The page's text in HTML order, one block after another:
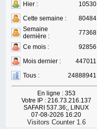
Hier :
10530
Cette semaine :
80484
Semaine
dernière :
77368
Ce mois :
92856
Mois dernier :
447011
Tous :
24888941
En ligne : 353
Votre IP : 216.73.216.137
SAFARI 537.36;, LINUX
07-08-2026 16:20
Visitors Counter 1.6